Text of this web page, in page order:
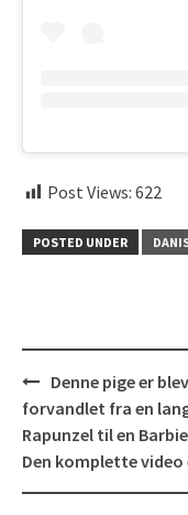
Post Views: 622
POSTED UNDER
Post
navigation
Denne pige er
forvandlet fra en
Rapunzel til en
Den komplette video